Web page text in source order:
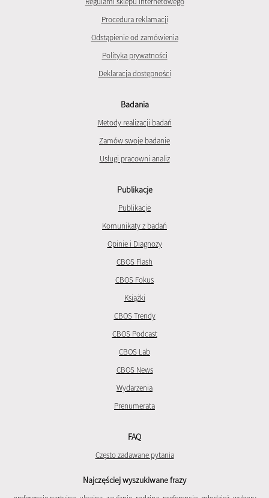
Procedura reklamacji
Odstąpienie od zamówienia
Polityka prywatności
Deklaracja dostępności
Badania
Metody realizacji badań
Zamów swoje badanie
Usługi pracowni analiz
Publikacje
Publikacje
Komunikaty z badań
Opinie i Diagnozy
CBOS Flash
CBOS Fokus
Książki
CBOS Trendy
CBOS Podcast
CBOS Lab
CBOS News
Wydarzenia
Prenumerata
FAQ
Często zadawane pytania
Najczęściej wyszukiwane frazy